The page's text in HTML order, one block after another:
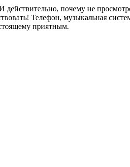
почему не
Телефон, музыкальная
приятным.